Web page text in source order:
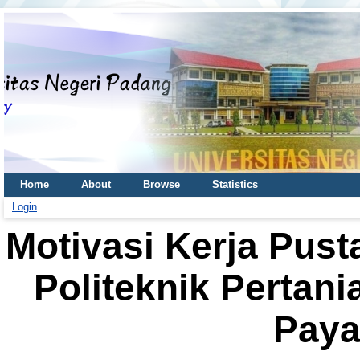
Home About Browse
Statistics
Login
Motivasi Kerja
Politeknik